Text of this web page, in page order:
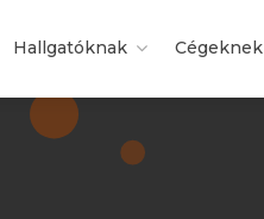
Hallgatóknak Cégeknek